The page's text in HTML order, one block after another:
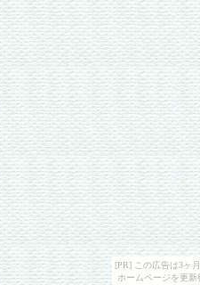
[PR] この広告は3ヶ
ホームページを更